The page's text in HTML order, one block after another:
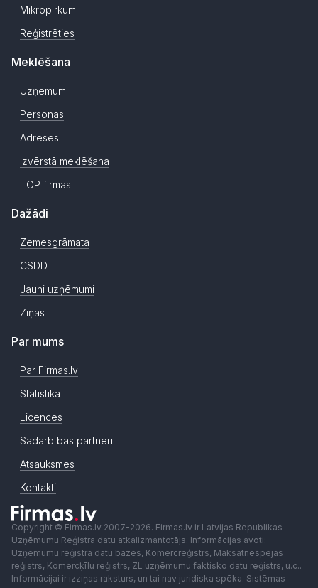
Mikropirkumi
Reģistrēties
Meklēšana
Uzņēmumi
Personas
Adreses
Izvērstā meklēšana
TOP firmas
Dažādi
Zemesgrāmata
CSDD
Jauni uzņēmumi
Ziņas
Par mums
Par Firmas.lv
Statistika
Licences
Sadarbības partneri
Atsauksmes
Kontakti
Copyright © Firmas.lv 2007-2026. Firmas.lv ir Latvijas Republikas
Uzņēmumu Reģistra datu atkalizmantotājs. Informācijas avoti:
Uzņēmumu reģistra datu bāzes, Komercreģistrs, Maksātnespējas
reģistrs, Komercķīlu reģistrs, ZL uzņēmumu faktisko datu reģistrs, u.c..
Informācijai ir izziņas raksturs, un tai nav juridiska spēka. Sistēmas